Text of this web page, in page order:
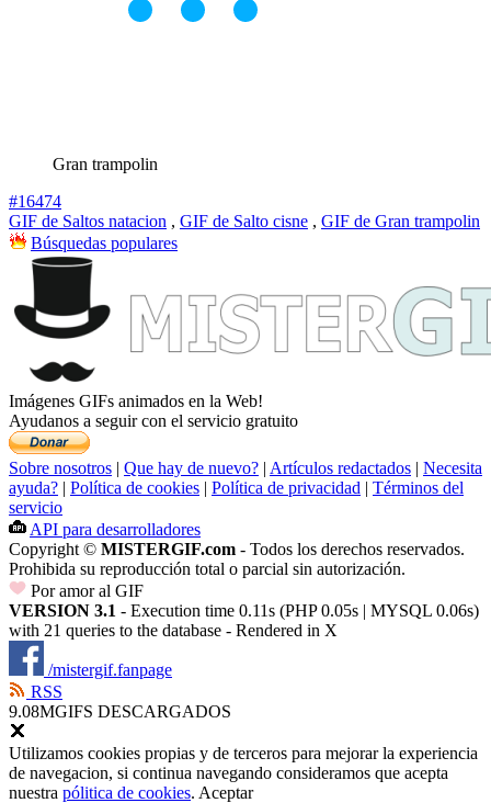
Gran trampolin
#16474
GIF de Saltos natacion , GIF de Salto cisne , GIF de Gran trampolin
Búsquedas populares
Imágenes GIFs animados en la Web!
Ayudanos a seguir con el servicio gratuito
Sobre nosotros | Que hay de nuevo? | Artículos redactados | Necesita
ayuda? | Política de cookies | Política de privacidad | Términos del
servicio
API para desarrolladores
Copyright © MISTERGIF.com - Todos los derechos reservados.
Prohibida su reproducción total o parcial sin autorización.
Por amor al GIF
VERSION 3.1 - Execution time 0.11s (PHP 0.05s | MYSQL 0.06s)
with 21 queries to the database - Rendered in X
/mistergif.fanpage
RSS
9.08MGIFS DESCARGADOS
Utilizamos cookies propias y de terceros para mejorar la experiencia
de navegacion, si continua navegando consideramos que acepta
nuestra pólitica de cookies. Aceptar